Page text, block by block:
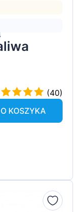
(40)
KOSZYKA